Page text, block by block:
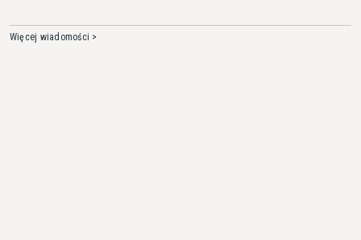
Więcej wiadomości >